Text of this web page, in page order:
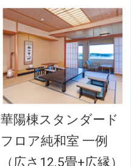
華陽棟スタンダード
フロア純和室 一例
（広さ12.5畳+広縁）